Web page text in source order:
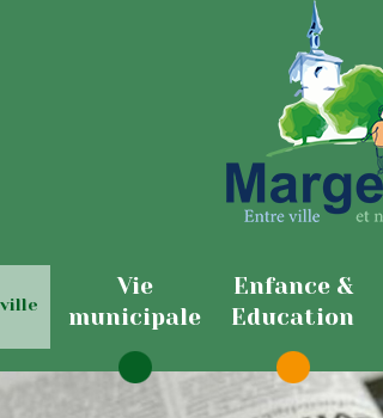
Vie
municipale
Enfance &
Education